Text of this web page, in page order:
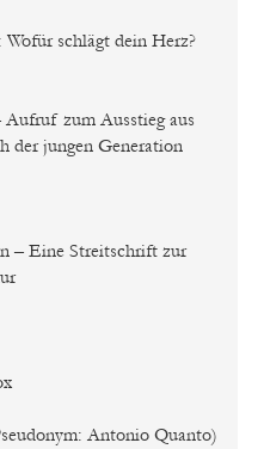
schlägt dein Herz?
zum Ausstieg aus
der jungen Generation
– Eine Streitschrift zur
Antonio Quanto)